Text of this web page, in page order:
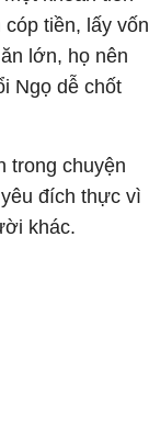
tiền, lấy vốn
lớn, họ nên
Ngọ dễ chốt
trong chuyện
đích thực vì
khác.